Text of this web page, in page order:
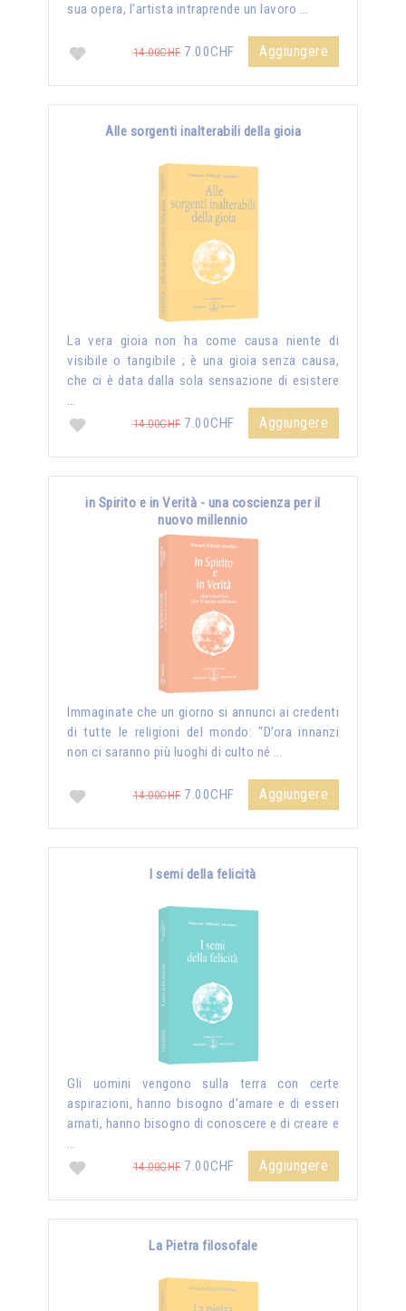
sua opera, l’artista intraprende un lavoro …
14.00CHF7.00CHF Aggiungere
Alle sorgenti inalterabili della gioia
La vera gioia non ha come causa niente di
visibile o tangibile ; è una gioia senza causa,
che ci è data dalla sola sensazione di esistere
…
14.00CHF7.00CHF Aggiungere
in Spirito e in Verità - una coscienza per il
nuovo millennio
Immaginate che un giorno si annunci ai credenti
di tutte le religioni del mondo: "D’ora innanzi
non ci saranno più luoghi di culto né …
14.00CHF7.00CHF Aggiungere
I semi della felicità
Gli uomini vengono sulla terra con certe
aspirazioni, hanno bisogno d’amare e di esseri
amati, hanno bisogno di conoscere e di creare e
…
14.00CHF7.00CHF Aggiungere
La Pietra filosofale